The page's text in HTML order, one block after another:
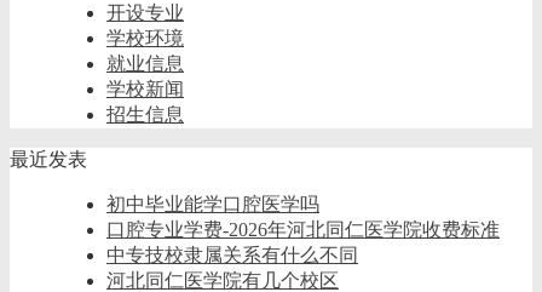
开设专业
学校环境
就业信息
学校新闻
招生信息
最近发表
初中毕业能学口腔医学吗
口腔专业学费-2026年河北同仁医学院收费标准
中专技校隶属关系有什么不同
河北同仁医学院有几个校区